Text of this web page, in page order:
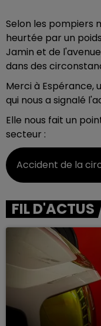
Selon les pompiers
heurtée par un
Jamin et de
dans des
Merci à Espérance,
qui nous a signalé
Elle nous fait un
secteur :
Accident de la
FIL D'ACTUS